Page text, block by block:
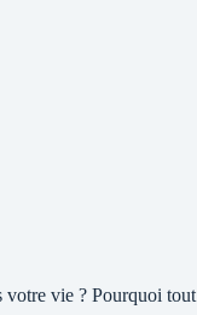
votre vie ? Pourquoi tout